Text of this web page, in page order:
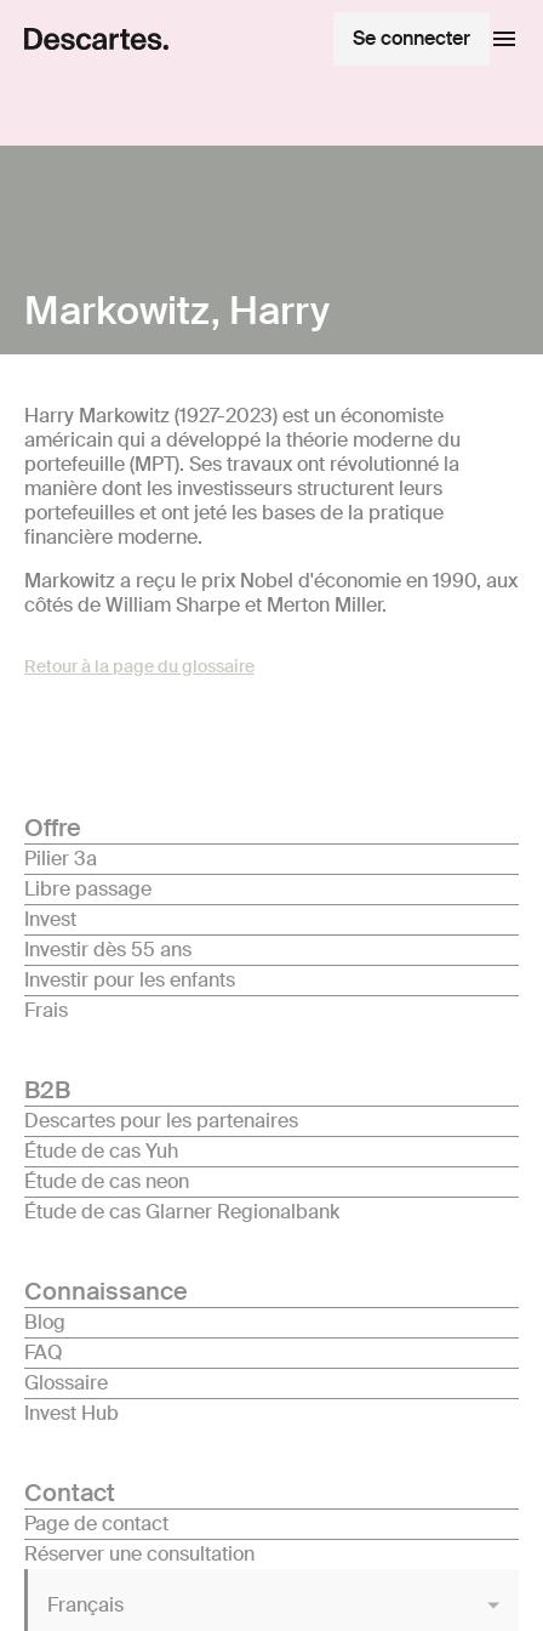
Se connecter
Markowitz, Harry
Harry Markowitz (1927-2023) est un économiste
américain qui a développé la théorie moderne du
portefeuille (MPT). Ses travaux ont révolutionné la
manière dont les investisseurs structurent leurs
portefeuilles et ont jeté les bases de la pratique
financière moderne.
Markowitz a reçu le prix Nobel d'économie en 1990, aux
côtés de William Sharpe et Merton Miller.
Retour à la page du glossaire
Offre
Pilier 3a
Libre passage
Invest
Investir dès 55 ans
Investir pour les enfants
Frais
B2B
Descartes pour les partenaires
Étude de cas Yuh
Étude de cas neon
Étude de cas Glarner Regionalbank
Connaissance
Blog
FAQ
Glossaire
Invest Hub
Contact
Page de contact
Réserver une consultation
Français